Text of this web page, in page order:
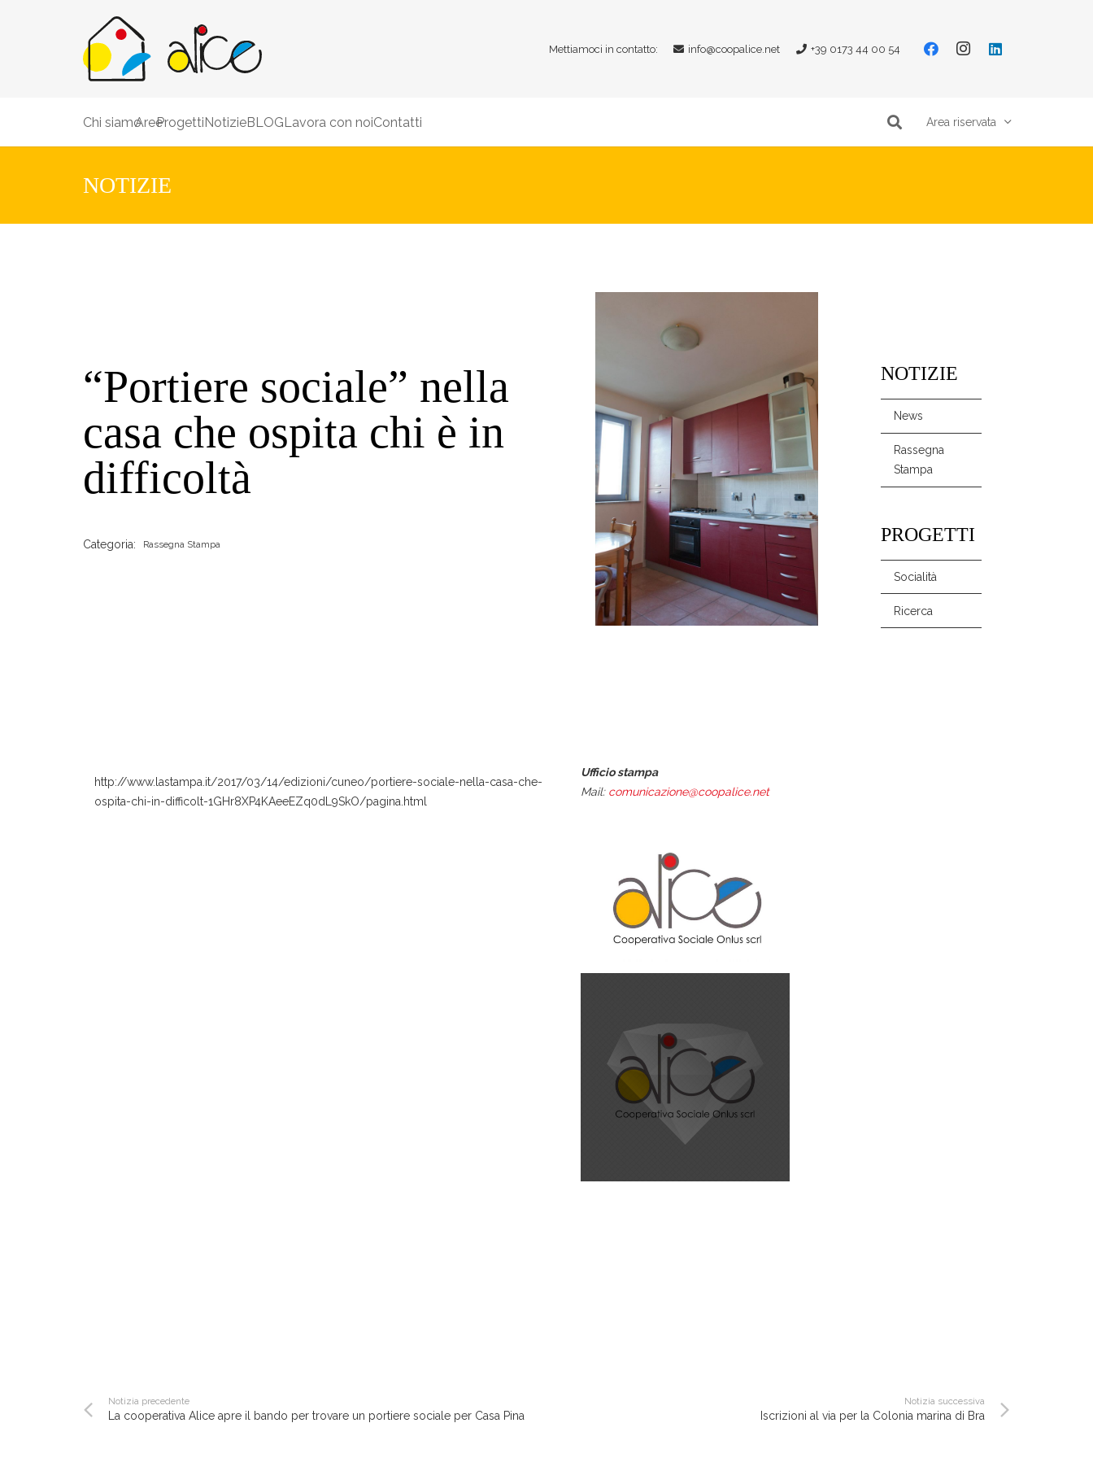
Mettiamoci in contatto: info@coopalice.net +39 0173 44 00 54
Chi siamoAreeProgettiNotizieBLOGLavora con noiContatti Area riservata
NOTIZIE
“Portiere sociale” nella
casa che ospita chi è in
difficoltà
Categoria: Rassegna Stampa
http://www.lastampa.it/2017/03/14/edizioni/cuneo/portiere-sociale-nella-casa-che-
ospita-chi-in-difficolt-1GHr8XP4KAeeEZq0dL9SkO/pagina.html
Ufficio stampa
Mail: comunicazione@coopalice.net
NOTIZIE
News
Rassegna
Stampa
PROGETTI
Socialità
Ricerca
Notizia precedente
La cooperativa Alice apre il bando per trovare un portiere sociale per Casa Pina
Notizia successiva
Iscrizioni al via per la Colonia marina di Bra